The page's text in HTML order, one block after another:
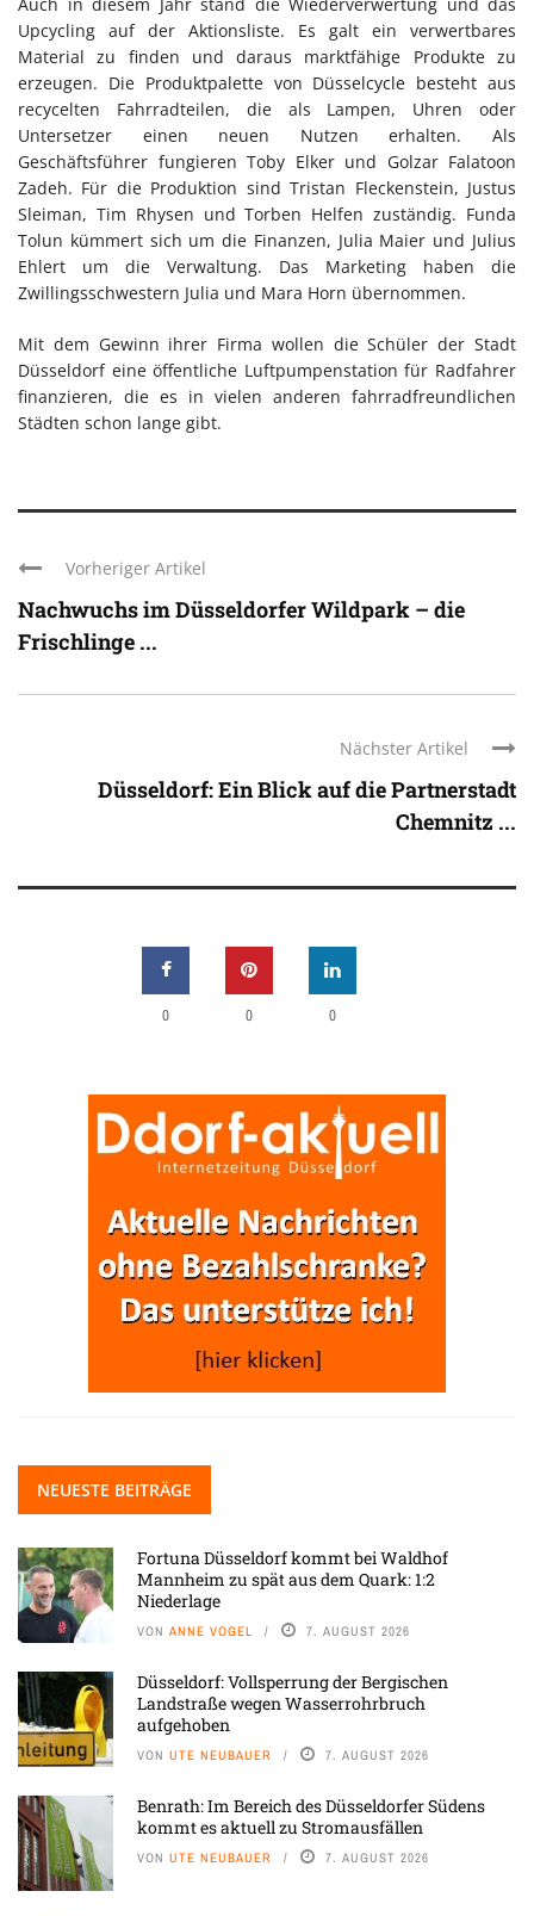
Upcycling auf der Aktionsliste. Es galt ein verwertbares
Material zu finden und daraus marktfähige Produkte zu
erzeugen. Die Produktpalette von Düsselcycle besteht aus
recycelten Fahrradteilen, die als Lampen, Uhren oder
Untersetzer einen neuen Nutzen erhalten. Als
Geschäftsführer fungieren Toby Elker und Golzar Falatoon
Zadeh. Für die Produktion sind Tristan Fleckenstein, Justus
Sleiman, Tim Rhysen und Torben Helfen zuständig. Funda
Tolun kümmert sich um die Finanzen, Julia Maier und Julius
Ehlert um die Verwaltung. Das Marketing haben die
Zwillingsschwestern Julia und Mara Horn übernommen.
Mit dem Gewinn ihrer Firma wollen die Schüler der Stadt
Düsseldorf eine öffentliche Luftpumpenstation für Radfahrer
finanzieren, die es in vielen anderen fahrradfreundlichen
Städten schon lange gibt.
Vorheriger Artikel
Nachwuchs im Düsseldorfer Wildpark – die
Frischlinge ...
Nächster Artikel
Düsseldorf: Ein Blick auf die Partnerstadt
Chemnitz ...
0 0 0
NEUESTE BEITRÄGE
Fortuna Düsseldorf kommt bei Waldhof
Mannheim zu spät aus dem Quark: 1:2
Niederlage
VON ANNE VOGEL 7. AUGUST 2026
Düsseldorf: Vollsperrung der Bergischen
Landstraße wegen Wasserrohrbruch
aufgehoben
VON UTE NEUBAUER 7. AUGUST 2026
Benrath: Im Bereich des Düsseldorfer Südens
kommt es aktuell zu Stromausfällen
VON UTE NEUBAUER 7. AUGUST 2026